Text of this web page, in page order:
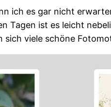
ich es gar nicht
Tagen ist es leicht
sich viele schöne